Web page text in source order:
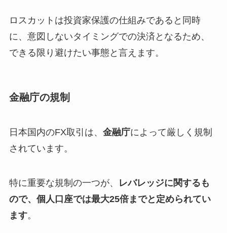
ロスカットは投資家保護の仕組みであると同時
に、意図しないタイミングでの決済となるため、
できる限り避けたい事態と言えます。
金融庁の規制
日本国内のFX取引は、 金融庁によって厳しく規制
されています。
特に重要な規制の一つが、
レバレッジに関するも
ので、個人口座では最大25倍までと定められてい
ます。